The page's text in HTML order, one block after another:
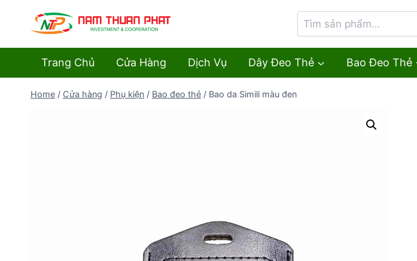
Tìm
kiếm:
Trang Chủ Cửa Hàng Dịch Vụ Dây Đeo Thẻ Bao Đeo Thẻ
Home / Cửa hàng / Phụ kiện / Bao đeo thẻ / Bao da Simili màu đen